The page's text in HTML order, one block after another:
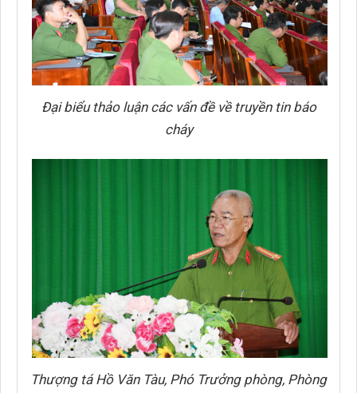
Đại biểu thảo luận các vấn đề về truyền tin báo
cháy
Thượng tá Hồ Văn Tàu, Phó Trưởng phòng, Phòng